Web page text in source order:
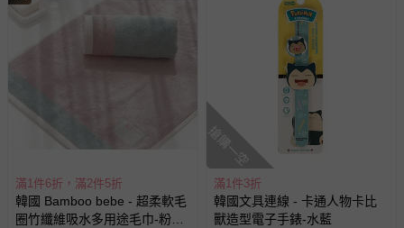
滿1件6折，滿2件5折
韓國 Bamboo bebe - 超柔軟毛
圈竹纖維吸水多用途毛巾-粉X
搶購一空
滿1件3折
韓國文具連線 - 卡通人物卡比
獸造型電子手錶-水藍